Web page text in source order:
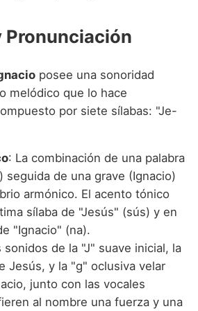
Pronunciación
posee una sonoridad
melódico que lo hace
por siete sílabas: "Je-
: La combinación de una palabra
seguida de una grave (Ignacio)
armónico. El acento tónico
sílaba de "Jesús" (sús) y en
"Ignacio" (na).
sonidos de la "J" suave inicial, la
Jesús, y la "g" oclusiva velar
junto con las vocales
al nombre una fuerza y una